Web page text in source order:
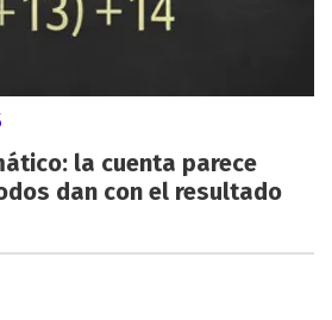
la cuenta parece
dan con el resultado